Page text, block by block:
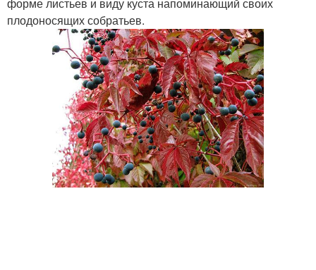
форме листьев и виду куста напоминающий своих
плодоносящих собратьев.